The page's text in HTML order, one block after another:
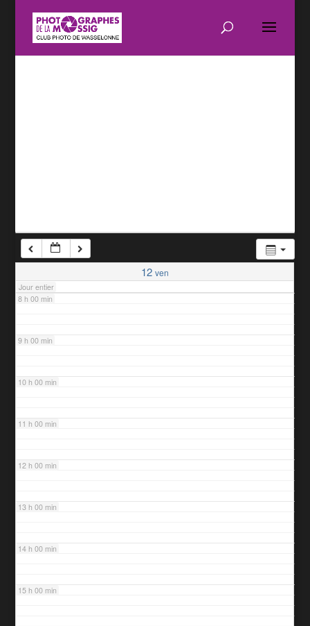
12 ven
Jour entier
7 h 00 min
8 h 00 min
9 h 00 min
10 h 00 min
11 h 00 min
12 h 00 min
13 h 00 min
14 h 00 min
15 h 00 min